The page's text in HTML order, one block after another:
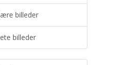
billeder
billeder